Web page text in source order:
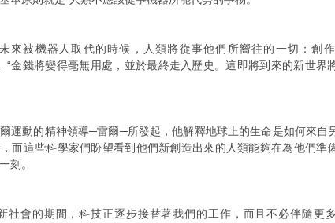
來被機器人取代的時候，人類將從事他們所嚮往的一切：創
“金錢將變得毫無用處，並於最終走入歷史。這即將到來的新世界
運動的精神領導─雷爾─所發起，他解釋地球上的生命是如何來自
而這些科學家們盼望看到他們新創造出來的人類能夠在為他們準
刻。
社會的期間，科技正逐步接替著我們的工作，而且不必伴隨更